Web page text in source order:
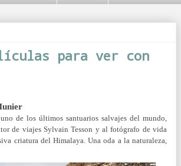
para ver con
de los últimos santuarios salvajes del mundo,
de viajes Sylvain Tesson y al fotógrafo de vida
criatura del Himalaya. Una oda a la naturaleza,